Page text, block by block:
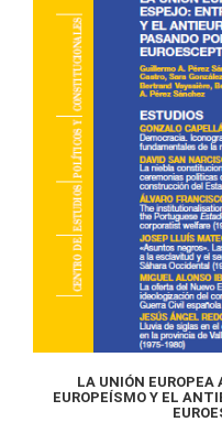
LA UNIÓN
EUROPEÍSMO Y EL